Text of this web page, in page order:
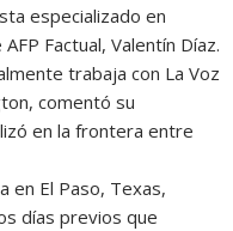
especializado en
Factual, Valentín Díaz.
trabaja con La Voz
comentó su
en la frontera entre
en El Paso, Texas,
días previos que